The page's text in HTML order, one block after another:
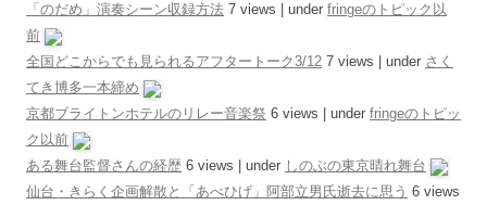
「のだめ」演奏シーン収録方法 7 views under fringeのトピック以
前
全国どこからでも見られるアフタートーク3/12 7 views under さく
てき博多一本締め
京都ブライトンホテルのリレー音楽祭 6 views under fringeのトピッ
ク以前
ある舞台監督さんの経歴 6 views under しのぶの東京晴れ舞台
仙台・きらく企画解散と「あべひげ」阿部立男氏逝去に思う 6 views